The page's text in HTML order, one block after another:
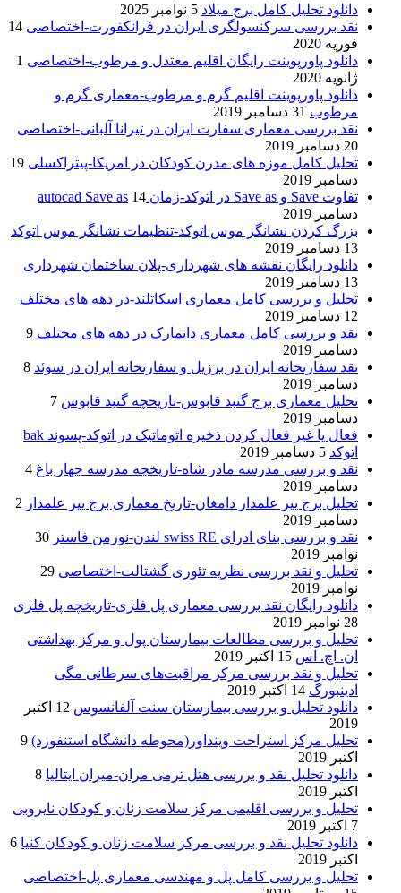
دانلود تحلیل کامل برج میلاد 5 نوامبر 2025
نقد بررسی سرکنسولگری ایران در فرانکفورت-اختصاصی 14
فوریه 2020
دانلود پاورپوینت رایگان اقلیم معتدل و مرطوب-اختصاصی 1
ژانویه 2020
دانلود پاورپوینت اقلیم گرم و مرطوب-معماری گرم و
مرطوب 31 دسامبر 2019
نقد بررسی معماری سفارت ایران در تیرانا آلبانی-اختصاصی
20 دسامبر 2019
تحلیل کامل موزه های مدرن کودکان در امریکا-پیتراکسلی 19
دسامبر 2019
تفاوت Save و Save as در اتوکد-زمان autocad Save as
14
دسامبر 2019
بزرگ کردن نشانگر موس اتوکد-تنظیمات نشانگر موس اتوکد
13 دسامبر 2019
دانلود رایگان نقشه های شهرداری-پلان ساختمان شهرداری
13 دسامبر 2019
تحلیل و بررسی کامل معماری اسکاتلند-در دهه های مختلف
12 دسامبر 2019
نقد و بررسی کامل معماری دانمارک در دهه های مختلف 9
دسامبر 2019
نقد سفارتخانه ایران در برزیل و سفارتخانه ایران در سوئد 8
دسامبر 2019
تحلیل معماری برج گنبد قابوس-تاریخچه گنبد قابوس 7
دسامبر 2019
فعال یا غیر فعال کردن ذخیره اتوماتیک در اتوکد-پسوند bak
اتوکد 5 دسامبر 2019
نقد و بررسی مدرسه مادر شاه-تاریخچه مدرسه چهار باغ 4
دسامبر 2019
تحلیل برج پیر علمدار دامغان-تاریخ معماری برج پیر علمدار 2
دسامبر 2019
نقد و بررسی بنای ادرای swiss RE لندن-نورمن فاستر
30
نوامبر 2019
تحلیل و نقد بررسی نظریه تئوری گشتالت-اختصاصی 29
نوامبر 2019
دانلود رایگان نقد بررسی معماری پل فلزی-تاریخچه پل فلزی
28 نوامبر 2019
تحلیل و بررسی مطالعات بیمارستان پول و مرکز بهداشتی
ان. اچ. اس 15 اکتبر 2019
تحلیل و نقد بررسی مرکز مراقبت‌های سرطانی مگی
ادینبورگ 14 اکتبر 2019
دانلود تحلیل و بررسی بیمارستان سنت آلفانسوس
12 اکتبر
2019
تحلیل مرکز استراحت وینداور(محوطه دانشگاه استنفورد) 9
اکتبر 2019
دانلود تحلیل نقد و بررسی هتل ترمی مران-میران ایتالیا 8
اکتبر 2019
تحلیل و بررسی اقلیمی مرکز سلامت زنان و کودکان نایروبی
7 اکتبر 2019
دانلود تحلیل نقد و بررسی مرکز سلامت زنان و کودکان کنیا 6
اکتبر 2019
تحلیل و بررسی کامل پل و مهندسی معماری پل-اختصاصی